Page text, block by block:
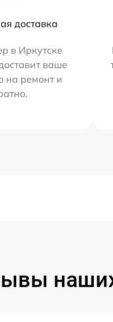
доставка
в Иркутске
ваше
на ремонт и